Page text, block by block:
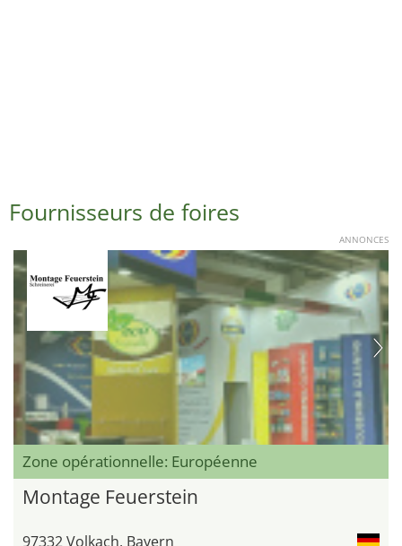
Fournisseurs de foires
ANNONCES
Zone opérationnelle: Européenne
Montage Feuerstein
97332 Volkach, Bayern